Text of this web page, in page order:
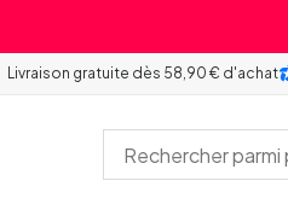
Livraison gratuite dès 58,90 € d'achat